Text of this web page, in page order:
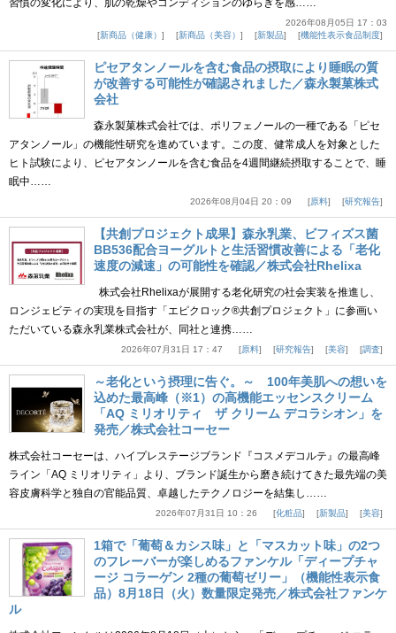
習慣の変化により、肌の乾燥やコンディションのゆらぎを感……
2026年08月05日 17：03
新商品（健康）
新商品（美容） 新製品 機能性表示食品制度
ピセアタンノールを含む食品の摂取により睡眠の質
が改善する可能性が確認されました／森永製菓株式
会社
森永製菓株式会社では、ポリフェノールの一種である「ピセ
アタンノール」の機能性研究を進めています。この度、健常成人を対象とした
ヒト試験により、ピセアタンノールを含む食品を4週間継続摂取することで、睡
眠中……
2026年08月04日 20：09 原料 研究報告
【共創プロジェクト成果】森永乳業、ビフィズス菌
BB536配合ヨーグルトと生活習慣改善による「老化
速度の減速」の可能性を確認／株式会社Rhelixa
株式会社Rhelixaが展開する老化研究の社会実装を推進し、
ロンジェビティの実現を目指す「エピクロック®共創プロジェクト」に参画い
ただいている森永乳業株式会社が、同社と連携……
2026年07月31日 17：47 原料 研究報告 美容 調査
～老化という摂理に告ぐ。～ 100年美肌への想いを
込めた最高峰（※1）の高機能エッセンスクリーム
「AQ ミリオリティ ザ クリーム デコラシオン」を
発売／株式会社コーセー
株式会社コーセーは、ハイプレステージブランド『コスメデコルテ』の最高峰
ライン「AQ ミリオリティ」より、ブランド誕生から磨き続けてきた最先端の美
容皮膚科学と独自の官能品質、卓越したテクノロジーを結集し……
2026年07月31日 10：26 化粧品 新製品 美容
1箱で「葡萄＆カシス味」と「マスカット味」の2つ
のフレーバーが楽しめるファンケル「ディープチャ
ージ コラーゲン 2種の葡萄ゼリー」（機能性表示食
品）8月18日（火）数量限定発売／株式会社ファンケ
ル